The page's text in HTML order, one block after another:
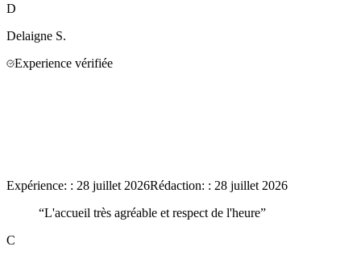
D
Delaigne S.
Experience vérifiée
Expérience: : 28 juillet 2026Rédaction: : 28 juillet 2026
“L'accueil très agréable et respect de l'heure”
C